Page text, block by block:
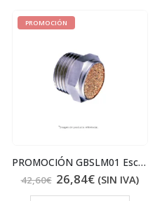
PROMOCIÓN
PROMOCIÓN GBSLM01 Escape 1/8
42,60€ 26,84€ (SIN IVA)